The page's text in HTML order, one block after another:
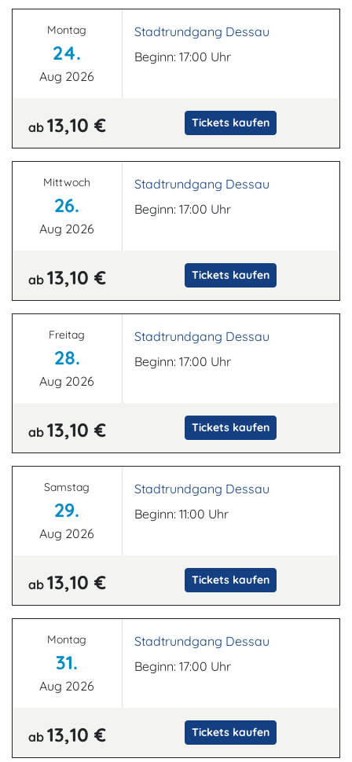
Montag
24.
Aug 2026
Stadtrundgang Dessau
Beginn: 17:00 Uhr
ab 13,10 € Tickets kaufen
Mittwoch
26.
Aug 2026
Stadtrundgang Dessau
Beginn: 17:00 Uhr
ab 13,10 € Tickets kaufen
Freitag
28.
Aug 2026
Stadtrundgang Dessau
Beginn: 17:00 Uhr
ab 13,10 € Tickets kaufen
Samstag
29.
Aug 2026
Stadtrundgang Dessau
Beginn: 11:00 Uhr
ab 13,10 € Tickets kaufen
Montag
31.
Aug 2026
Stadtrundgang Dessau
Beginn: 17:00 Uhr
ab 13,10 € Tickets kaufen